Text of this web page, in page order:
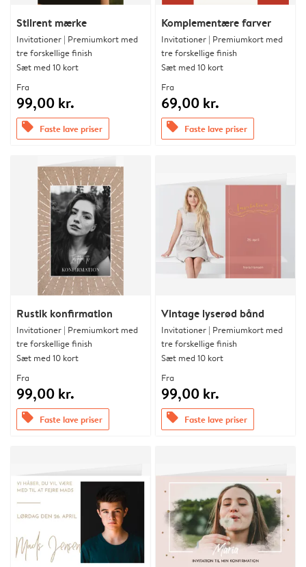
Stilrent mærke
Invitationer | Premiumkort med
tre forskellige finish
Sæt med 10 kort
Fra
99,00 kr.
offers Faste lave priser
Komplementære farver
Invitationer | Premiumkort med
tre forskellige finish
Sæt med 10 kort
Fra
69,00 kr.
offers Faste lave priser
Rustik konfirmation
Invitationer | Premiumkort med
tre forskellige finish
Sæt med 10 kort
Fra
99,00 kr.
offers Faste lave priser
Vintage lyserød bånd
Invitationer | Premiumkort med
tre forskellige finish
Sæt med 10 kort
Fra
99,00 kr.
offers Faste lave priser